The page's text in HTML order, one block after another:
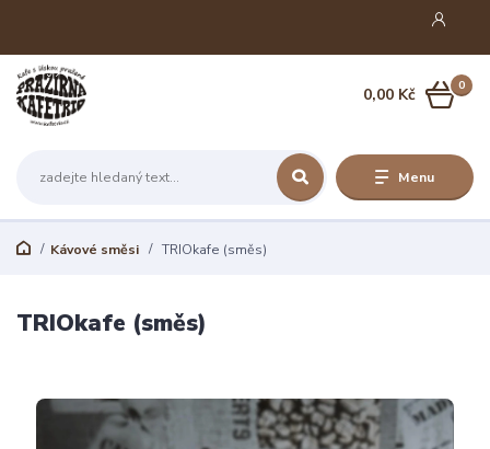
Menu
0
0,00 Kč
Kávové směsi TRIOkafe (směs)
TRIOkafe (směs)